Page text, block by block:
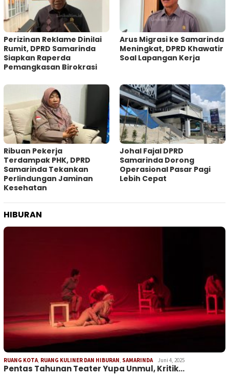
Perizinan Reklame Dinilai
Rumit, DPRD Samarinda
Siapkan Raperda
Pemangkasan Birokrasi
Arus Migrasi ke Samarinda
Meningkat, DPRD Khawatir
Soal Lapangan Kerja
Ribuan Pekerja
Terdampak PHK, DPRD
Samarinda Tekankan
Perlindungan Jaminan
Kesehatan
Johal Fajal DPRD
Samarinda Dorong
Operasional Pasar Pagi
Lebih Cepat
HIBURAN
RUANG KOTA, RUANG KULINER DAN HIBURAN, SAMARINDA Juni 4, 2025
Pentas Tahunan Teater Yupa Unmul, Kritik…